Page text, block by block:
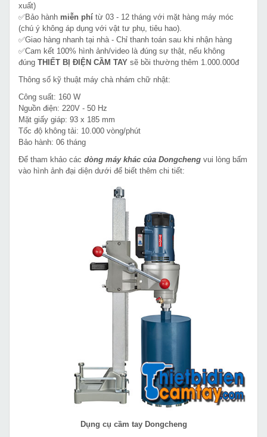
xuất)
✅Bảo hành miễn phí từ 03 - 12 tháng với mặt hàng máy móc
(chú ý không áp dụng với vật tư phụ, tiêu hao).
✅Giao hàng nhanh tại nhà - Chỉ thanh toán sau khi nhận hàng
✅Cam kết 100% hình ảnh/video là đúng sự thật, nếu không
đúng THIẾT BỊ ĐIỆN CẦM TAY sẽ bồi thường thêm 1.000.000đ
Thông số kỹ thuật máy chà nhám chữ nhật:
Công suất: 160 W
Nguồn điện: 220V - 50 Hz
Mặt giấy giáp: 93 x 185 mm
Tốc độ không tải: 10.000 vòng/phút
Bảo hành: 06 tháng
Để tham khảo các dòng máy khác của Dongcheng vui lòng bấm
vào hình ảnh đại diện dưới để biết thêm chi tiết:
Dụng cụ cầm tay Dongcheng